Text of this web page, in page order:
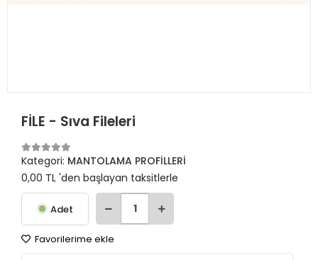
FİLE - Sıva Fileleri
Kategori: MANTOLAMA PROFİLLERİ
0,00 TL 'den başlayan taksitlerle
Adet
Favorilerime ekle